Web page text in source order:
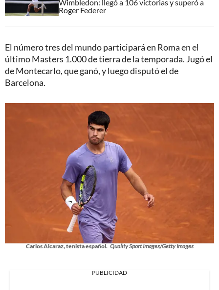
Wimbledon: llegó a 106 victorias y superó a
Roger Federer
El número tres del mundo participará en Roma en el
último Masters 1.000 de tierra de la temporada. Jugó el
de Montecarlo, que ganó, y luego disputó el de
Barcelona.
Carlos Alcaraz, tenista español. Quality Sport Images/Getty Images
PUBLICIDAD